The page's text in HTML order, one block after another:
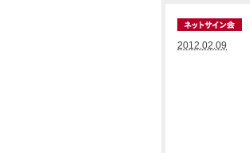
2012.02.09